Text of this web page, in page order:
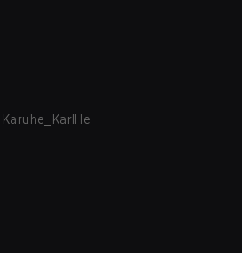
Karuhe_KarlHe